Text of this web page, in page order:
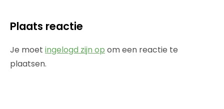
Plaats reactie
Je moet ingelogd zijn op om een reactie te
plaatsen.